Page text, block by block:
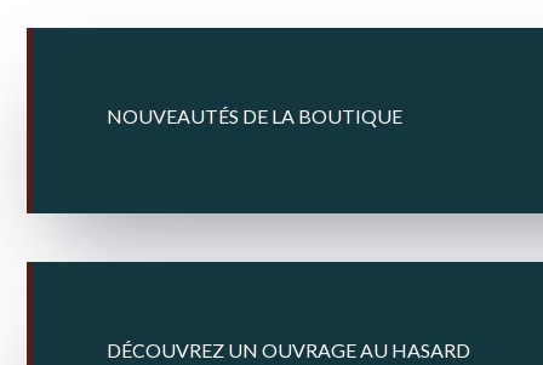
NOUVEAUTÉS DE LA BOUTIQUE
DÉCOUVREZ UN OUVRAGE AU HASARD